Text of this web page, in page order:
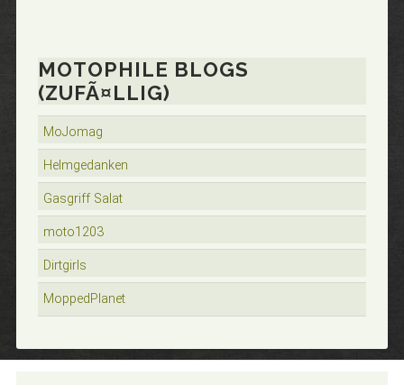
MOTOPHILE BLOGS
(ZUFÃ¤LLIG)
MoJomag
Helmgedanken
Gasgriff Salat
moto1203
Dirtgirls
MoppedPlanet